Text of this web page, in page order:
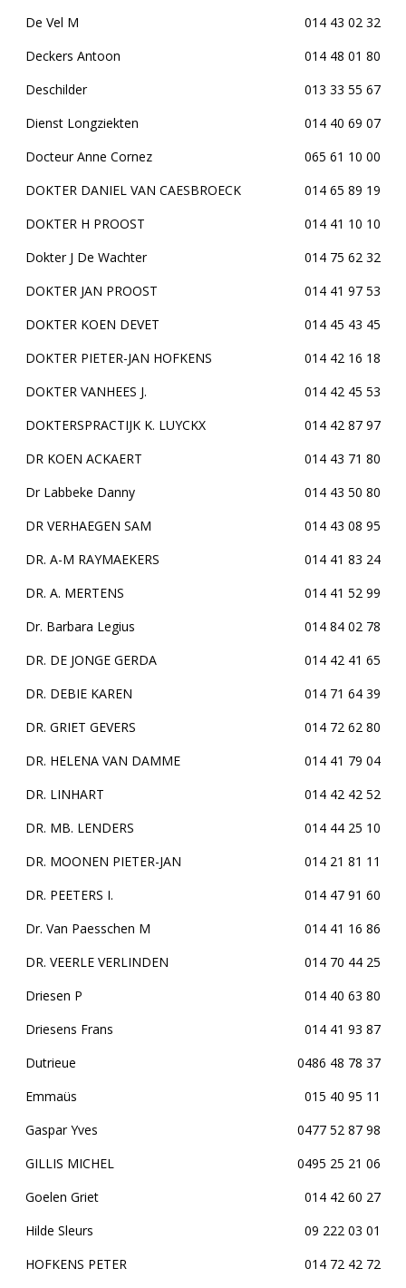
De Vel M
014 43 02 32
Deckers Antoon
014 48 01 80
Deschilder
013 33 55 67
Dienst Longziekten
014 40 69 07
Docteur Anne Cornez
065 61 10 00
DOKTER DANIEL VAN CAESBROECK
014 65 89 19
DOKTER H PROOST
014 41 10 10
Dokter J De Wachter
014 75 62 32
DOKTER JAN PROOST
014 41 97 53
DOKTER KOEN DEVET
014 45 43 45
DOKTER PIETER-JAN HOFKENS
014 42 16 18
DOKTER VANHEES J.
014 42 45 53
DOKTERSPRACTIJK K. LUYCKX
014 42 87 97
DR KOEN ACKAERT
014 43 71 80
Dr Labbeke Danny
014 43 50 80
DR VERHAEGEN SAM
014 43 08 95
DR. A-M RAYMAEKERS
014 41 83 24
DR. A. MERTENS
014 41 52 99
Dr. Barbara Legius
014 84 02 78
DR. DE JONGE GERDA
014 42 41 65
DR. DEBIE KAREN
014 71 64 39
DR. GRIET GEVERS
014 72 62 80
DR. HELENA VAN DAMME
014 41 79 04
DR. LINHART
014 42 42 52
DR. MB. LENDERS
014 44 25 10
DR. MOONEN PIETER-JAN
014 21 81 11
DR. PEETERS I.
014 47 91 60
Dr. Van Paesschen M
014 41 16 86
DR. VEERLE VERLINDEN
014 70 44 25
Driesen P
014 40 63 80
Driesens Frans
014 41 93 87
Dutrieue
0486 48 78 37
Emmaüs
015 40 95 11
Gaspar Yves
0477 52 87 98
GILLIS MICHEL
0495 25 21 06
Goelen Griet
014 42 60 27
Hilde Sleurs
09 222 03 01
HOFKENS PETER
014 72 42 72